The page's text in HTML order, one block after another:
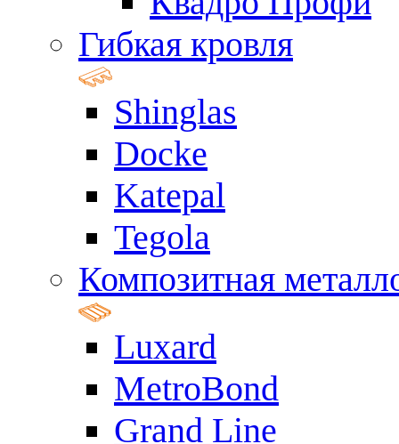
Гибкая кровля
Shinglas
Docke
Katepal
Tegola
Композитная
Luxard
MetroBond
Grand Line